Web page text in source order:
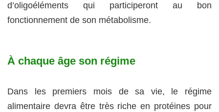
d’oligoéléments qui participeront au bon
fonctionnement de son métabolisme.
À chaque âge son régime
Dans les premiers mois de sa vie, le régime
alimentaire devra être très riche en protéines pour